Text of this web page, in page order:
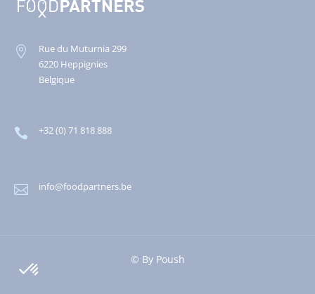

Rue du Muturnia 299
6220 Heppignies
Belgique
 +32 (0) 71 818 888
 info@foodpartners.be
© By Poush